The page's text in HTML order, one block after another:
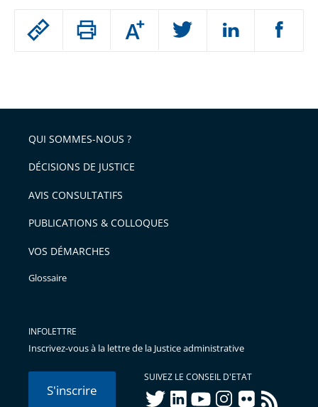
Passer
arriver
après
Augmenter
ou
l'article
pour
avant
QUI SOMMES-NOUS ?
DÉCISIONS DE JUSTICE
AVIS CONSULTATIFS
PUBLICATIONS & COLLOQUES
VOS DÉMARCHES
Glossaire
INFOLETTRE
Inscrivez-vous à la lettre de la Justice administrative
S'inscrire
SUIVEZ LE CONSEIL D'ETAT
twitterlinkedInyoutubeinstagram
flickr rss